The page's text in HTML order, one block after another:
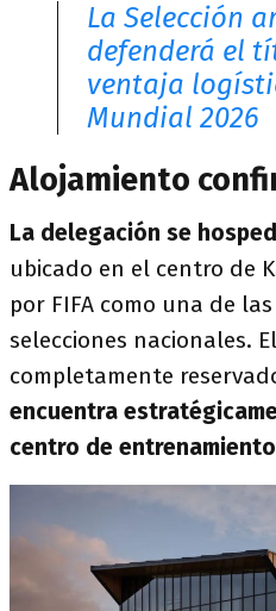
La Selección
defenderá el
ventaja
Mundial 2026
Alojamiento
La delegación se
ubicado en el centro de
por FIFA como una de
selecciones nacionales.
completamente
encuentra
centro de